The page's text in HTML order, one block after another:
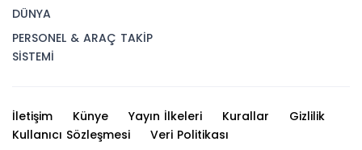
DÜNYA
PERSONEL & ARAÇ TAKİP
SİSTEMİ
İletişim Künye Yayın İlkeleri Kurallar
Gizlilik
Kullanıcı Sözleşmesi
Veri Politikası